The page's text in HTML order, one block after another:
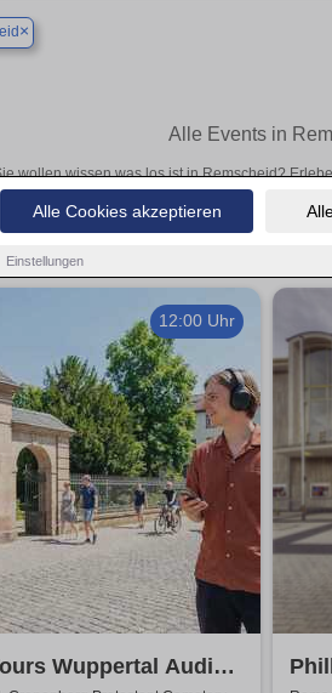
Alle Cookies akzeptieren
Einstellungen
×
Alle Events in
wollen wissen was los ist in Remscheid?
Theateraufführungen oder
12:00 Uhr
Wuppertal Audio-